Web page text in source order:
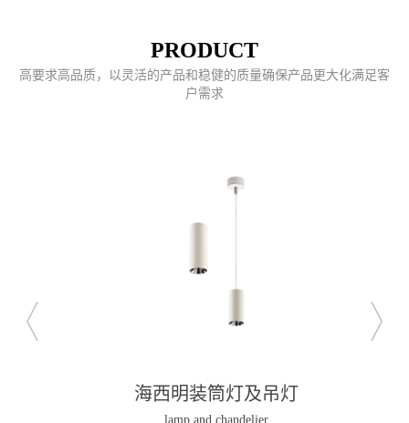
PRODUCT
高要求高品质，以灵活的产品和稳健的质量确保产品更大化满足客
户需求
海西明装筒灯及吊灯
lamp and chandelier